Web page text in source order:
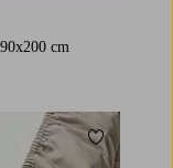
cm
Lisää